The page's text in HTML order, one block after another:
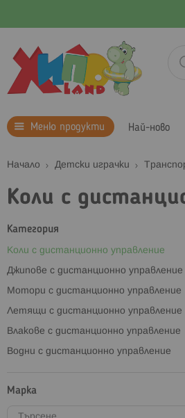
Меню продукти Най-ново
Начало Детски играчки
Коли с
Категория
Коли с дистанционно управление
Джипове с дистанционно управление
Мотори с дистанционно управление
Летящи с дистанционно управление
Влакове с дистанционно управление
Водни с дистанционно управление
Марка